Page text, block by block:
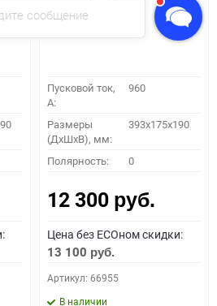
Пусковой ток,
A:
960
Размеры
(ДхШхВ), мм:
393x175x190
Полярность: 0
12 300 руб.
Цена без ECOном скидки:
13 100 руб.
Артикул: 66955
В наличии
сообщение